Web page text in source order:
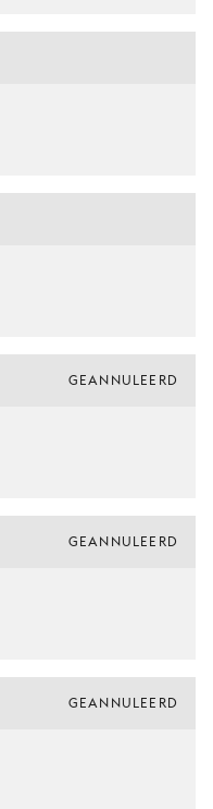
GEANNULEERD
GEANNULEERD
GEANNULEERD